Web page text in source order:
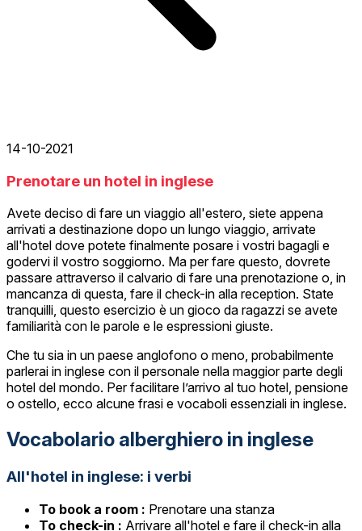
14-10-2021
Prenotare un hotel in inglese
Avete deciso di fare un viaggio all'estero, siete appena
arrivati a destinazione dopo un lungo viaggio, arrivate
all'hotel dove potete finalmente posare i vostri bagagli e
godervi il vostro soggiorno. Ma per fare questo, dovrete
passare attraverso il calvario di fare una prenotazione o, in
mancanza di questa, fare il check-in alla reception. State
tranquilli, questo esercizio è un gioco da ragazzi se avete
familiarità con le parole e le espressioni giuste.
Che tu sia in un paese anglofono o meno, probabilmente
parlerai in inglese con il personale nella maggior parte degli
hotel del mondo. Per facilitare l’arrivo al tuo hotel, pensione
o ostello, ecco alcune frasi e vocaboli essenziali in inglese.
Vocabolario alberghiero in inglese
All'hotel in inglese: i verbi
To book a room : Prenotare una stanza
To check-in : Arrivare all'hotel e fare il check-in alla